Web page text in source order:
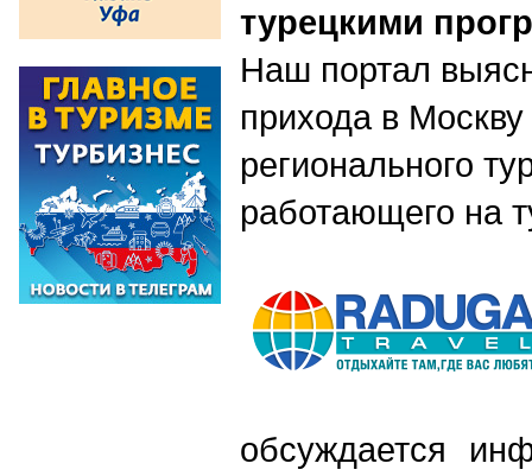
турецкими
Наш портал
прихода в Москву
регионального
работающего на
обсуждается